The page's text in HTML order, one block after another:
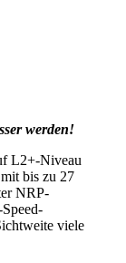
werden!
L2+-Niveau
bis zu 27
NRP-
viele